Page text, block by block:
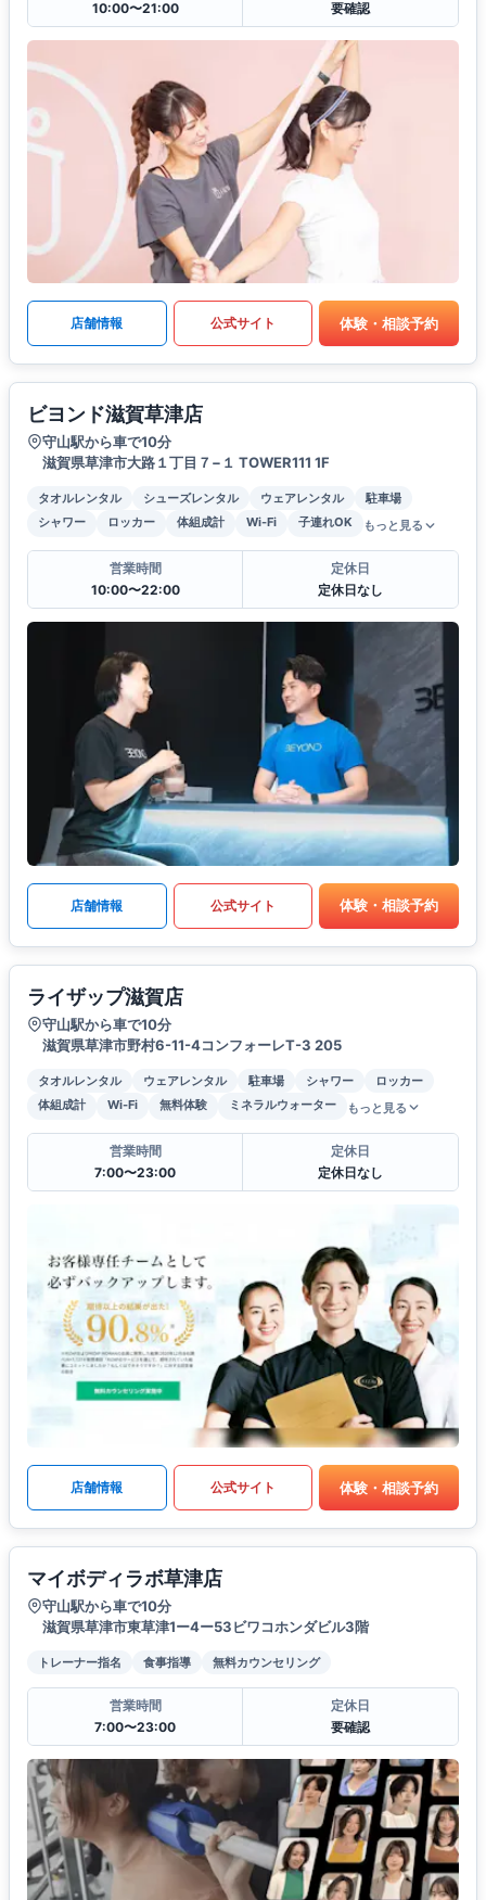
10:00〜21:00 要確認
店舗情報 公式サイト 体験・相談予約
ビヨンド滋賀草津店
守山駅から車で10分
滋賀県草津市大路１丁目７−１ TOWER111 1F
タオルレンタル シューズレンタル ウェアレンタル
駐車場
シャワー
ロッカー 体組成計 Wi-Fi 子連れOK もっと見る
営業時間
10:00〜22:00
定休日
定休日なし
店舗情報 公式サイト 体験・相談予約
ライザップ滋賀店
守山駅から車で10分
滋賀県草津市野村6-11-4コンフォーレT-3 205
タオルレンタル ウェアレンタル 駐車場 シャワー
ロッカー
体組成計
Wi-Fi 無料体験 ミネラルウォーター もっと見る
営業時間
7:00〜23:00
定休日
定休日なし
店舗情報 公式サイト 体験・相談予約
マイボディラボ草津店
守山駅から車で10分
滋賀県草津市東草津1ー4ー53ビワコホンダビル3階
トレーナー指名 食事指導 無料カウンセリング
営業時間
7:00〜23:00
定休日
要確認